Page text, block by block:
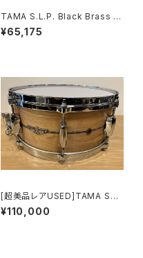
TAMA S.L.P. Black Brass 14
x6.5 LBR1465 / ブラックブラ
ス
¥65,175
[超美品レアUSED]TAMA STA
R SOLID BIRDSEYE MAPLE
SNARE DRUM 14”×6” TLBM
¥110,000